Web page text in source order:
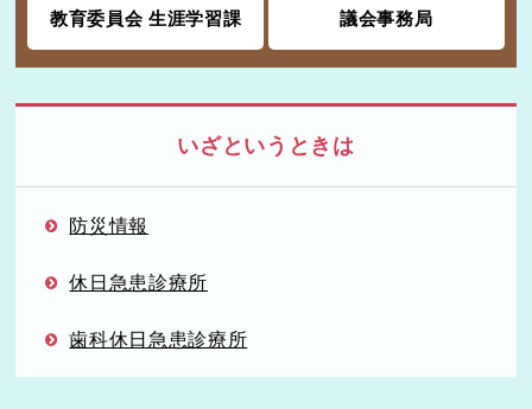
教育委員会 生涯学習課 議会事務局
いざというときは
防災情報
休日急患診療所
歯科休日急患診療所